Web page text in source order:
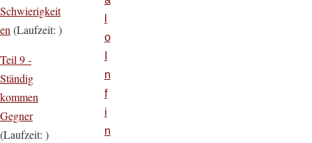
Schwierigkeit
en(Laufzeit: )
Teil 9 -
Ständig
kommen
Gegner
(Laufzeit: )
o
n
f
i
n